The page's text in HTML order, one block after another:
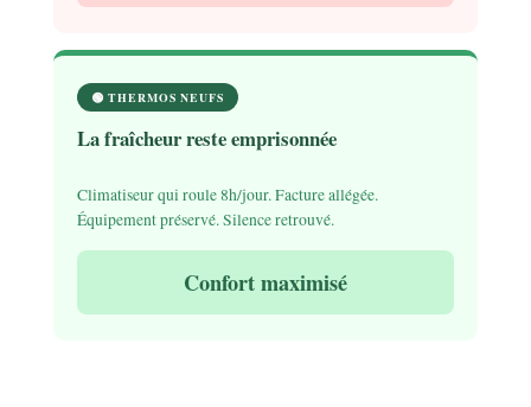
🟢 THERMOS NEUFS
La fraîcheur reste emprisonnée
Climatiseur qui roule 8h/jour. Facture allégée.
Équipement préservé. Silence retrouvé.
Confort maximisé